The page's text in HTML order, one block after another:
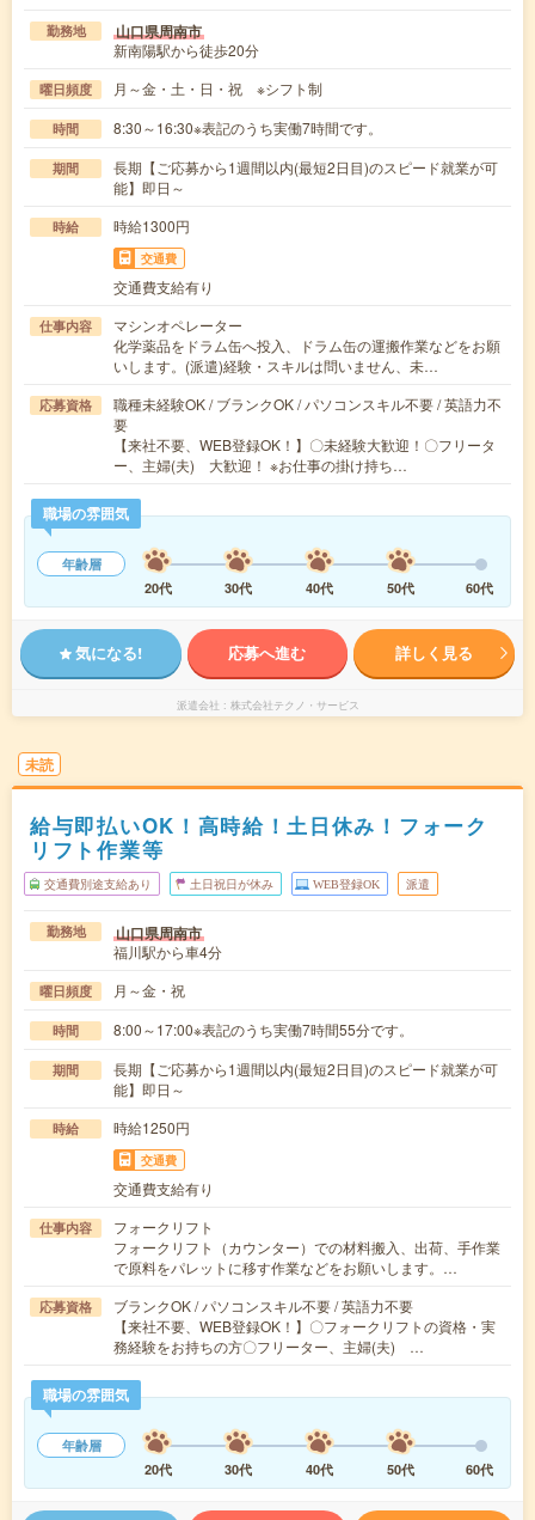
勤務地 山口県周南市
新南陽駅から徒歩20分
曜日頻度 月～金・土・日・祝 ※シフト制
時間 8:30～16:30※表記のうち実働7時間です。
期間
長期【ご応募から1週間以内(最短2日目)のスピード就業が可
能】即日～
時給 時給1300円
交通費
交通費支給有り
仕事内容
マシンオペレーター
化学薬品をドラム缶へ投入、ドラム缶の運搬作業などをお願
いします。(派遣)経験・スキルは問いません、未…
応募資格
職種未経験OK / ブランクOK / パソコンスキル不要 / 英語力不
要
【来社不要、WEB登録OK！】〇未経験大歓迎！〇フリータ
ー、主婦(夫) 大歓迎！ ※お仕事の掛け持ち…
職場の雰囲気
年齢層
20代
30代 40代 50代 60代
気になる! 応募へ進む 詳しく見る
派遣会社 株式会社テクノ・サービス
未読
給与即払いOK！高時給！土日休み！フォーク
リフト作業等
交通費別途支給あり 土日祝日が休み WEB登録OK 派遣
勤務地 山口県周南市
福川駅から車4分
曜日頻度 月～金・祝
時間 8:00～17:00※表記のうち実働7時間55分です。
期間
長期【ご応募から1週間以内(最短2日目)のスピード就業が可
能】即日～
時給 時給1250円
交通費
交通費支給有り
仕事内容
フォークリフト
フォークリフト（カウンター）での材料搬入、出荷、手作業
で原料をパレットに移す作業などをお願いします。…
応募資格
ブランクOK / パソコンスキル不要 / 英語力不要
【来社不要、WEB登録OK！】〇フォークリフトの資格・実
務経験をお持ちの方〇フリーター、主婦(夫) …
職場の雰囲気
年齢層
20代
30代 40代 50代 60代